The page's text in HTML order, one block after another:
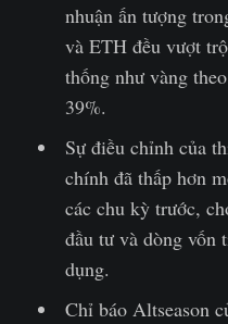
nhuận ấn tượng
và ETH đều vượt
thống như vàng
39%.
Sự điều chỉnh của
chính đã thấp hơn
các chu kỳ trước,
đầu tư và dòng vốn
dụng.
Chỉ báo Altseason